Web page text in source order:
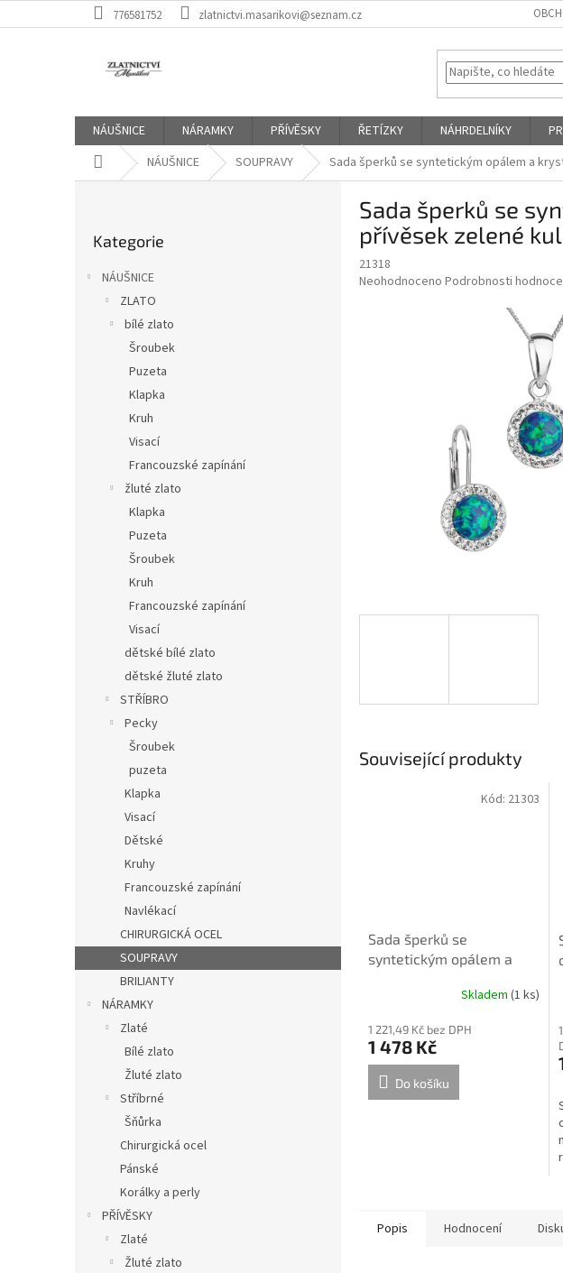
na
776581752 zlatnictvi.masarikovi@seznam.cz
NÁUŠNICE NÁRAMKY PŘÍVĚSKY ŘETÍZKY NÁHRDELNÍKY
Domů NÁUŠNICE SOUPRAVY Sada šperků se syntetickým opálem a
kategorie
Kategorie
NÁUŠNICE
ZLATO
bílé zlato
Šroubek
Puzeta
Klapka
Kruh
Visací
Francouzské zapínání
žluté zlato
Klapka
Puzeta
Šroubek
Kruh
Francouzské zapínání
Visací
dětské bílé zlato
dětské žluté zlato
STŘÍBRO
Pecky
Šroubek
puzeta
Klapka
Visací
Dětské
Kruhy
Francouzské zapínání
Navlékací
CHIRURGICKÁ OCEL
SOUPRAVY
BRILIANTY
NÁRAMKY
Zlaté
Bílé zlato
Žluté zlato
Stříbrné
Šňůrka
Chirurgická ocel
Pánské
Korálky a perly
PŘÍVĚSKY
Zlaté
Žluté zlato
Sada šperků se
přívěsek zelené
21318
Průměrné
Neohodnoceno Podrobnosti
Související produkty
Sada šperků se
syntetickým opálem a
náušnice a přívěšek
39160.1
Skladem (1 ks)
1 221,49 Kč bez DPH
1 478 Kč
Do košíku
Kód: 21303
Popis Hodnocení